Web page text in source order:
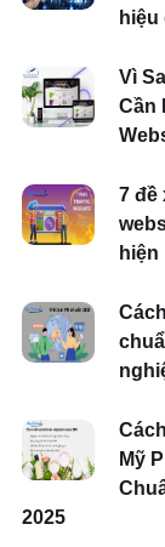
hiệu
Vì
Cần
7 đề
hiện
Mỹ
2025